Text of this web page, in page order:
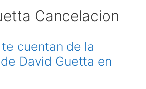
Cancelacion
cuentan de la
David Guetta en